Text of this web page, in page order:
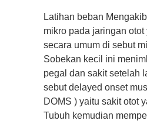
Latihan beban
mikro pada jaringan otot
secara umum di sebut
Sobekan kecil ini
pegal dan sakit setelah
sebut delayed onset
DOMS ) yaitu sakit otot
Tubuh kemudian